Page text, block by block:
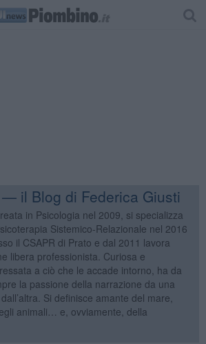
— il Blog di Federica Giusti
in Psicologia nel 2009, si specializza
Sistemico-Relazionale nel 2016
il CSAPR di Prato e dal 2011 lavora
libera professionista. Curiosa e
a ciò che le accade intorno, ha da
la passione della narrazione da una
Si definisce amante del mare,
animali… e, ovviamente, della